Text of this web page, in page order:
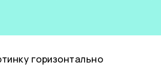
горизонтально